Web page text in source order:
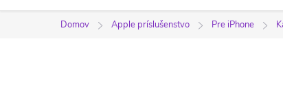
Domov Apple príslušenstvo Pre iPhone